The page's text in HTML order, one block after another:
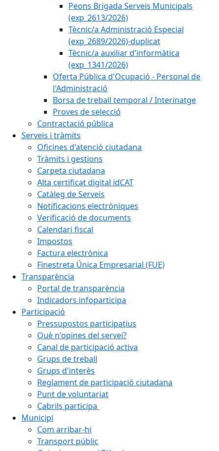
Peons Brigada Serveis Municipals
(exp_2613/2026)
Tècnic/a Administració Especial
(exp_2689/2026)-duplicat
Tècnic/a auxiliar d'informàtica
(exp_1341/2026)
Oferta Pública d'Ocupació - Personal de
l'Administració
Borsa de treball temporal / Interinatge
Proves de selecció
Contractació pública
Serveis i tràmits
Oficines d'atenció ciutadana
Tràmits i gestions
Carpeta ciutadana
Alta certificat digital idCAT
Catàleg de Serveis
Notificacions electròniques
Verificació de documents
Calendari fiscal
Impostos
Factura electrònica
Finestreta Única Empresarial (FUE)
Transparència
Portal de transparència
Indicadors infoparticipa
Participació
Pressupostos participatius
Què n'opines del servei?
Canal de participació activa
Grups de treball
Grups d'interès
Reglament de participació ciutadana
Punt de voluntariat
Cabrils participa
Municipi
Com arribar-hi
Transport públic